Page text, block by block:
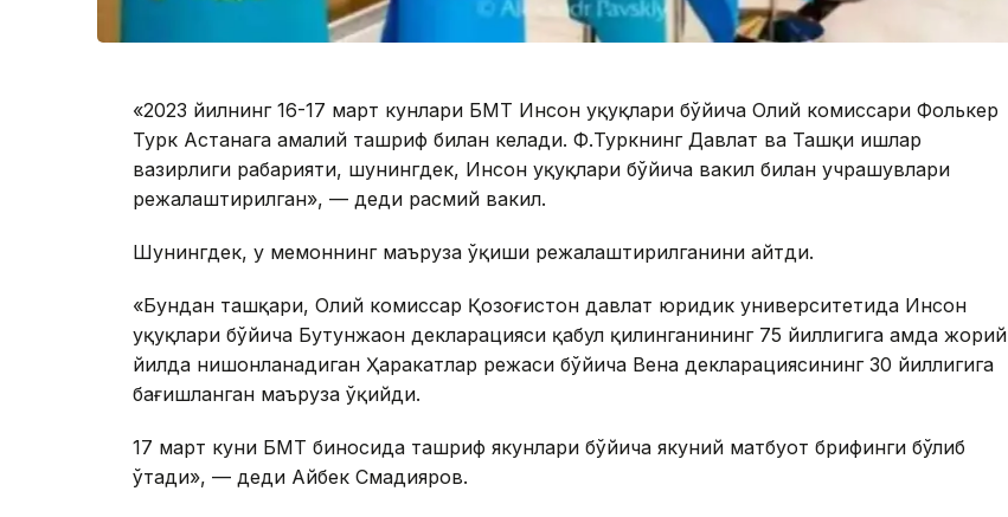
«2023 йилнинг 16-17 март кунлари БМТ Инсон ҳуқуқлари бўйича Олий комиссари Фолькер
Турк Астанага амалий ташриф билан келади. Ф.Туркнинг Давлат ва Ташқи ишлар
вазирлиги раҳбарияти, шунингдек, Инсон ҳуқуқлари бўйича вакил билан учрашувлари
режалаштирилган», — деди расмий вакил.
Шунингдек, у меҳмоннинг маъруза ўқиши режалаштирилганини айтди.
«Бундан ташқари, Олий комиссар Қозоғистон давлат юридик университетида Инсон
ҳуқуқлари бўйича Бутунжаҳон декларацияси қабул қилинганининг 75 йиллигига ҳамда жорий
йилда нишонланадиган Ҳаракатлар режаси бўйича Вена декларациясининг 30 йиллигига
бағишланган маъруза ўқийди.
17 март куни БМТ биносида ташриф якунлари бўйича якуний матбуот брифинги бўлиб
ўтади», — деди Айбек Смадияров.